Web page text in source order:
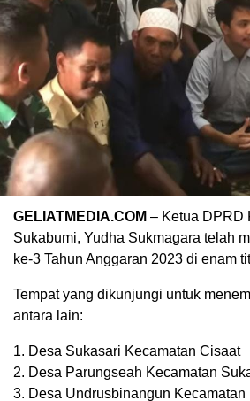
GELIATMEDIA.COM – Ketua DPRD
Sukabumi, Yudha Sukmagara telah
ke-3 Tahun Anggaran 2023 di enam
Tempat yang dikunjungi untuk
antara lain:
1. Desa Sukasari Kecamatan Cisaat
2. Desa Parungseah Kecamatan
3. Desa Undrusbinangun Kecamatan